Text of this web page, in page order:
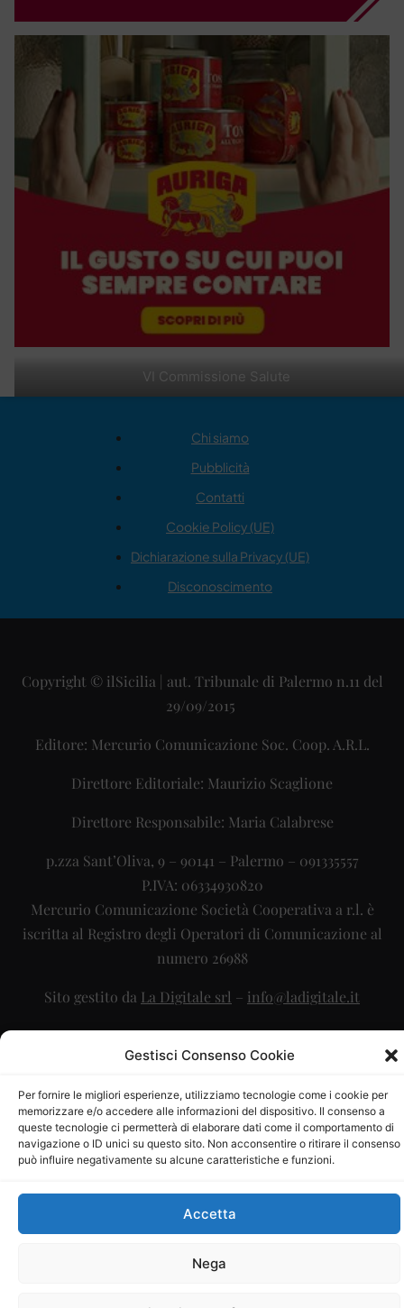
Gestisci Consenso Cookie
Per fornire le migliori esperienze, utilizziamo tecnologie come i cookie per
memorizzare e/o accedere alle informazioni del dispositivo. Il consenso a
queste tecnologie ci permetterà di elaborare dati come il comportamento di
navigazione o ID unici su questo sito. Non acconsentire o ritirare il consenso
può influire negativamente su alcune caratteristiche e funzioni.
Accetta
Nega
VI Commissione Salute
Chi siamo
Pubblicità
Contatti
Cookie Policy (UE)
Dichiarazione sulla Privacy (UE)
Disconoscimento
Copyright © ilSicilia | aut. Tribunale di Palermo n.11 del
29/09/2015
Editore: Mercurio Comunicazione Soc. Coop. A.R.L.
Direttore Editoriale: Maurizio Scaglione
Direttore Responsabile: Maria Calabrese
p.zza Sant’Oliva, 9 – 90141 – Palermo – 091335557
P.IVA: 06334930820
Mercurio Comunicazione Società Cooperativa a r.l. è
iscritta al Registro degli Operatori di Comunicazione al
numero 26988
Sito gestito da La Digitale srl – info@ladigitale.it